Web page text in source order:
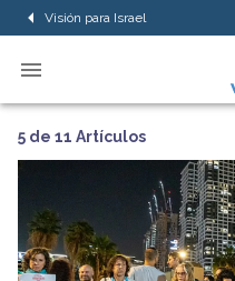
Visión para Israel
5 de 11 Artículos